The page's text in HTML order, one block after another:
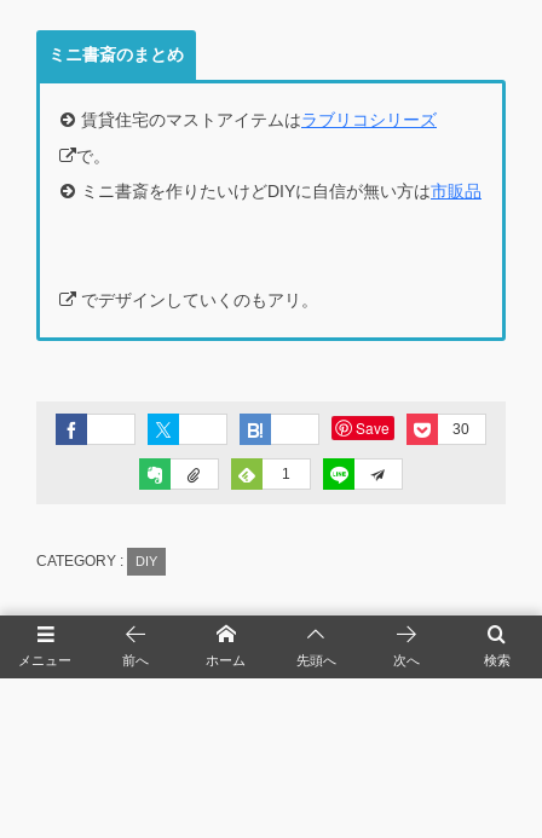
ミニ書斎のまとめ
賃貸住宅のマストアイテムはラブリコシリーズ
で。
ミニ書斎を作りたいけどDIYに自信が無い方は市販品
でデザインしていくのもアリ。
Save 30
1
CATEGORY : DIY
メニュー 検索
前へ ホーム 先頭へ 次へ